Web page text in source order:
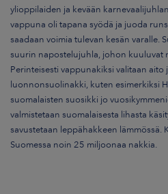
ylioppilaiden ja kevään
vappuna oli tapana syödä ja juoda
saadaan voimia tulevan kesän varalle.
suurin napostelujuhla, johon kuuluvat
Perinteisesti vappunakiksi valitaan aito
luonnonsuolinakki, kuten esimerkiksi
suomalaisten suosikki jo
valmistetaan suomalaisesta lihasta
savustetaan leppähakkeen lämmössä.
Suomessa noin 25 miljoonaa nakkia.